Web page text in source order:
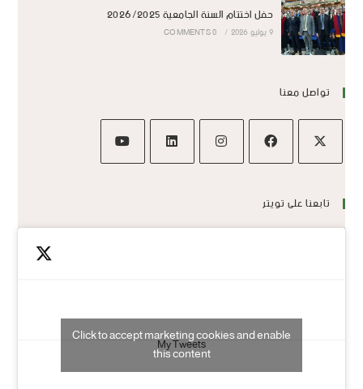
حفل اختتام السنة الجامعية 2026/2025
9 يوليو 2026 /
0 COMMENTS
تواصل معنا
تابعنا على تويتر
My Tweets
Click to accept marketing cookies and enable
this content